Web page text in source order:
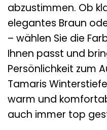
abzustimmen. Ob
elegantes Braun
– wählen Sie die
Ihnen passt und
Persönlichkeit zum
Tamaris
warm und
auch immer top